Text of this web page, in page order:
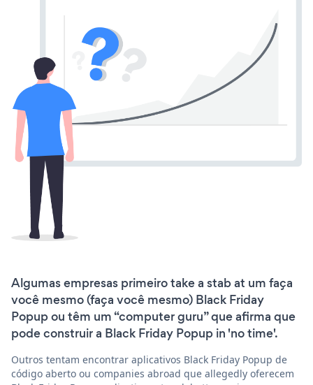
Algumas empresas primeiro take a stab at um faça
você mesmo (faça você mesmo) Black Friday
Popup ou têm um “computer guru” que afirma que
pode construir a Black Friday Popup in 'no time'.
Outros tentam encontrar aplicativos Black Friday Popup de
código aberto ou companies abroad que allegedly oferecem